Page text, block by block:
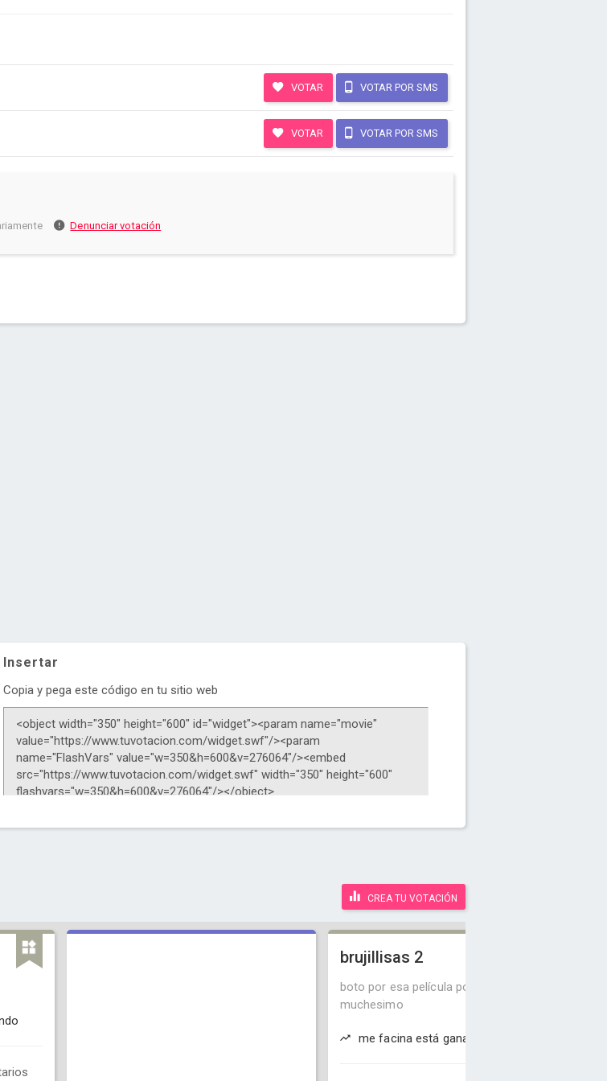
VOTAR VOTAR POR SMS
VOTAR VOTAR POR SMS
Denunciar votación
Insertar
Copia y pega este código en tu sitio web
CREA TU VOTACIÓN
brujillisas 2
boto por esa película porque me gusta
muchesimo
me facina está ganando